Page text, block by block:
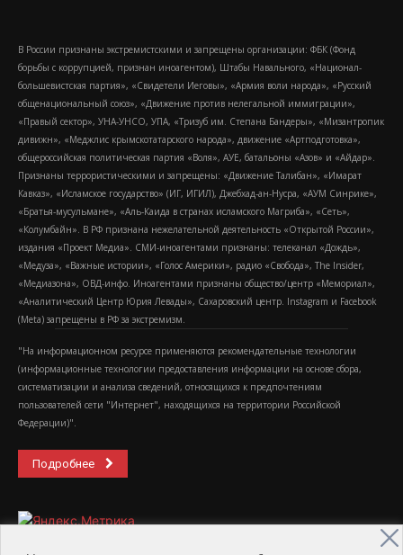
В России признаны экстремистскими и запрещены организации: ФБК (Фонд
борьбы с коррупцией, признан иноагентом), Штабы Навального, «Национал-
большевистская партия», «Свидетели Иеговы», «Армия воли народа», «Русский
общенациональный союз», «Движение против нелегальной иммиграции»,
«Правый сектор», УНА-УНСО, УПА, «Тризуб им. Степана Бандеры», «Мизантропик
дивижн», «Меджлис крымскотатарского народа», движение «Артподготовка»,
общероссийская политическая партия «Воля», АУЕ, батальоны «Азов» и «Айдар».
Признаны террористическими и запрещены: «Движение Талибан», «Имарат
Кавказ», «Исламское государство» (ИГ, ИГИЛ), Джебхад-ан-Нусра, «АУМ Синрике»,
«Братья-мусульмане», «Аль-Каида в странах исламского Магриба», «Сеть»,
«Колумбайн». В РФ признана нежелательной деятельность «Открытой России»,
издания «Проект Медиа». СМИ-иноагентами признаны: телеканал «Дождь»,
«Медуза», «Важные истории», «Голос Америки», радио «Свобода», The Insider,
«Медиазона», ОВД-инфо. Иноагентами признаны общество/центр «Мемориал»,
«Аналитический Центр Юрия Левады», Сахаровский центр. Instagram и Facebook
(Metа) запрещены в РФ за экстремизм.
"На информационном ресурсе применяются рекомендательные технологии
(информационные технологии предоставления информации на основе сбора,
систематизации и анализа сведений, относящихся к предпочтениям
пользователей сети "Интернет", находящихся на территории Российской
Федерации)".
Подробнее